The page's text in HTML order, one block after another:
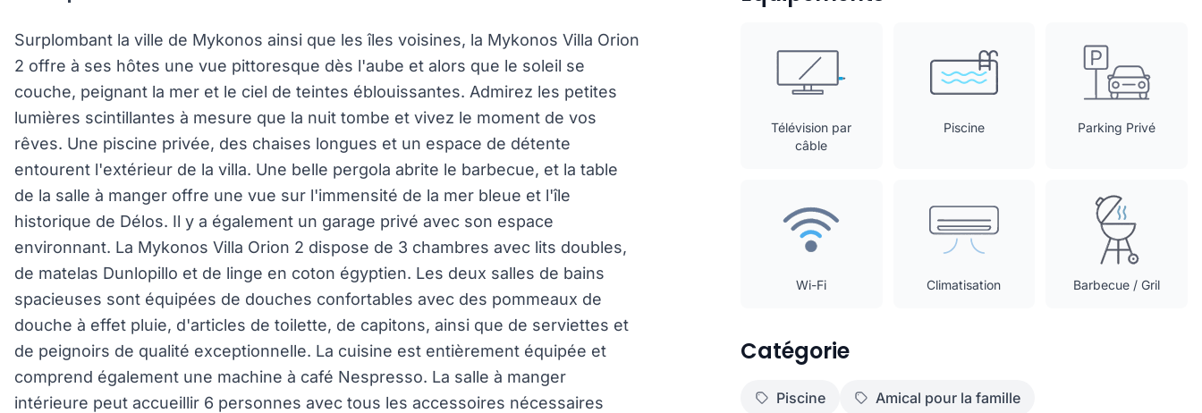
Surplombant la ville de Mykonos ainsi que les îles voisines, la Mykonos Villa Orion
2 offre à ses hôtes une vue pittoresque dès l'aube et alors que le soleil se
couche, peignant la mer et le ciel de teintes éblouissantes. Admirez les petites
lumières scintillantes à mesure que la nuit tombe et vivez le moment de vos
rêves. Une piscine privée, des chaises longues et un espace de détente
entourent l'extérieur de la villa. Une belle pergola abrite le barbecue, et la table
de la salle à manger offre une vue sur l'immensité de la mer bleue et l'île
historique de Délos. Il y a également un garage privé avec son espace
environnant. La Mykonos Villa Orion 2 dispose de 3 chambres avec lits doubles,
de matelas Dunlopillo et de linge en coton égyptien. Les deux salles de bains
spacieuses sont équipées de douches confortables avec des pommeaux de
douche à effet pluie, d'articles de toilette, de capitons, ainsi que de serviettes et
de peignoirs de qualité exceptionnelle. La cuisine est entièrement équipée et
comprend également une machine à café Nespresso. La salle à manger
intérieure peut accueillir 6 personnes avec tous les accessoires nécessaires
Télévision par
câble
Piscine Parking Privé
Wi-Fi Climatisation Barbecue / Gril
Catégorie
Piscine
Amical pour la famille